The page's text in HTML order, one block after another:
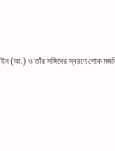
(আ.) ও তাঁর সঙ্গিদের স্বরণে শোক